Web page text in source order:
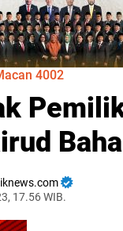
4002
17.56 WIB.